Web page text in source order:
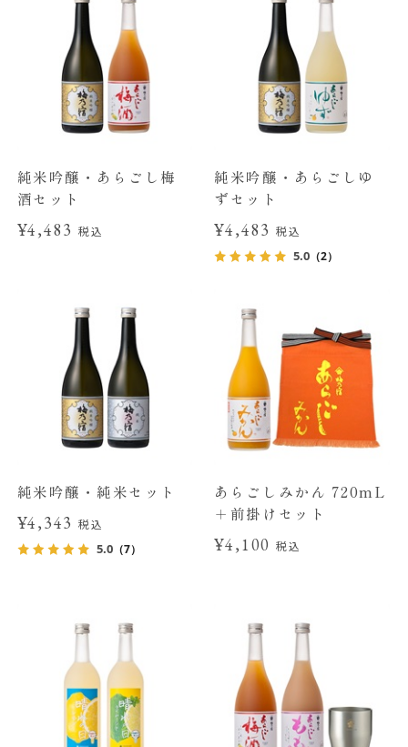
純米吟醸・あらごし梅
酒セット
¥4,483税込
純米吟醸・あらごしゆ
ずセット
¥4,483 税込
5.0 （2）
純米吟醸・純米セット
¥4,343税込
5.0（7）
あらごしみかん 720mL
＋前掛けセット
¥4,100 税込